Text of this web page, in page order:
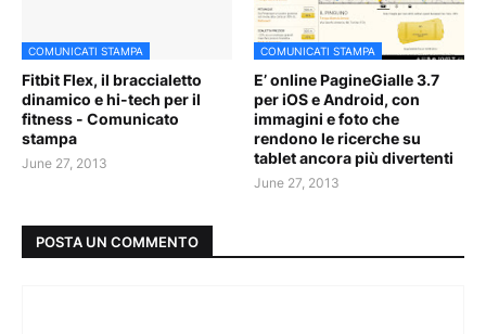
COMUNICATI STAMPA
Fitbit Flex, il braccialetto
dinamico e hi-tech per il
fitness - Comunicato
stampa
June 27, 2013
COMUNICATI STAMPA
E’ online PagineGialle 3.7
per iOS e Android, con
immagini e foto che
rendono le ricerche su
tablet ancora più divertenti
June 27, 2013
POSTA UN COMMENTO